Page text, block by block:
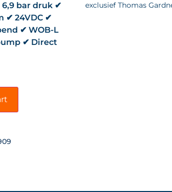
bar druk ✔
✔ 24VDC ✔
✔ WOB-L
✔ Direct
exclusief Thomas